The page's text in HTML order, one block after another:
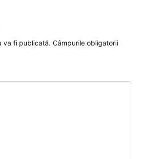
va fi publicată. Câmpurile obligatorii